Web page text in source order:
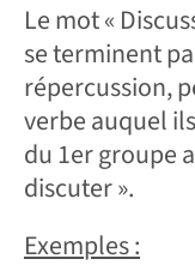
Le mot «
se terminent
répercussion,
verbe auquel
du 1er groupe
discuter ».
Exemples :